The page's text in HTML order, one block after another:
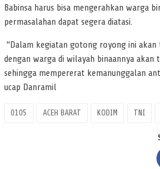
Babinsa harus bisa mengerahkan warga
permasalahan dapat segera diatasi.
“Dalam kegiatan gotong royong ini akan
dengan warga di wilayah binaannya akan
sehingga mempererat kemanunggalan
ucap Danramil
0105 ACEH BARAT KODIM TNI